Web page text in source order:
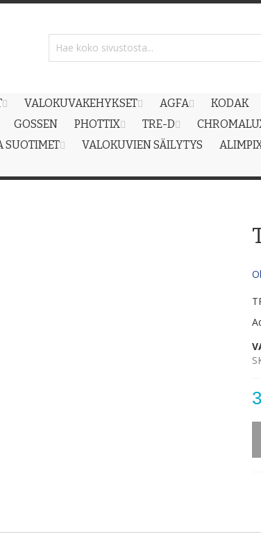
VALOKUVAKEHYKSET AGFA KODAK
GOSSEN PHOTTIX TRE-D
SUOTIMET VALOKUVIEN SÄILYTYS